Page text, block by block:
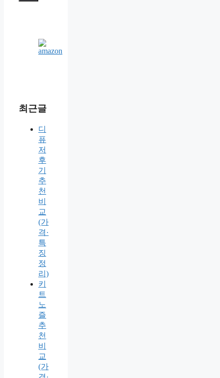
최근글
디
퓨
저
후
기
추
천
비
교
(가
격·
특
징
정
리)
키
트
노
즐
추
천
비
교
(가